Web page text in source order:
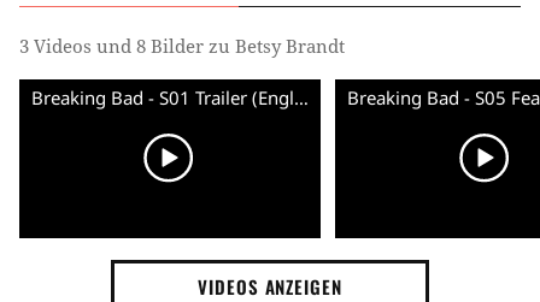
3 Videos und 8 Bilder zu Betsy Brandt
Breaking Bad - S01 Trailer (English)
VIDEOS ANZEIGEN